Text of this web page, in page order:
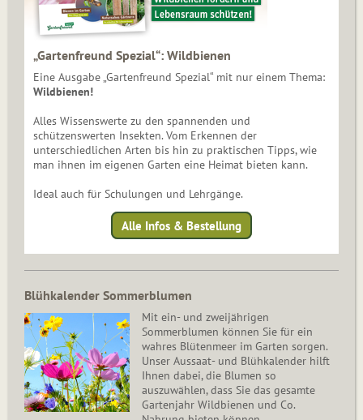
„Gartenfreund Spezial“: Wildbienen
Eine Ausgabe „Gartenfreund Spezial“ mit nur einem Thema:
Wildbienen!
Alles Wissenswerte zu den spannenden und
schützenswerten Insekten. Vom Erkennen der
unterschiedlichen Arten bis hin zu praktischen Tipps, wie
man ihnen im eigenen Garten eine Heimat bieten kann.
Ideal auch für Schulungen und Lehrgänge.
Alle Infos & Bestellung
Blühkalender Sommerblumen
Mit ein- und zweijährigen
Sommerblumen können Sie für ein
wahres Blütenmeer im Garten sorgen.
Unser Aussaat- und Blühkalender hilft
Ihnen dabei, die Blumen so
auszuwählen, dass Sie das gesamte
Gartenjahr Wildbienen und Co.